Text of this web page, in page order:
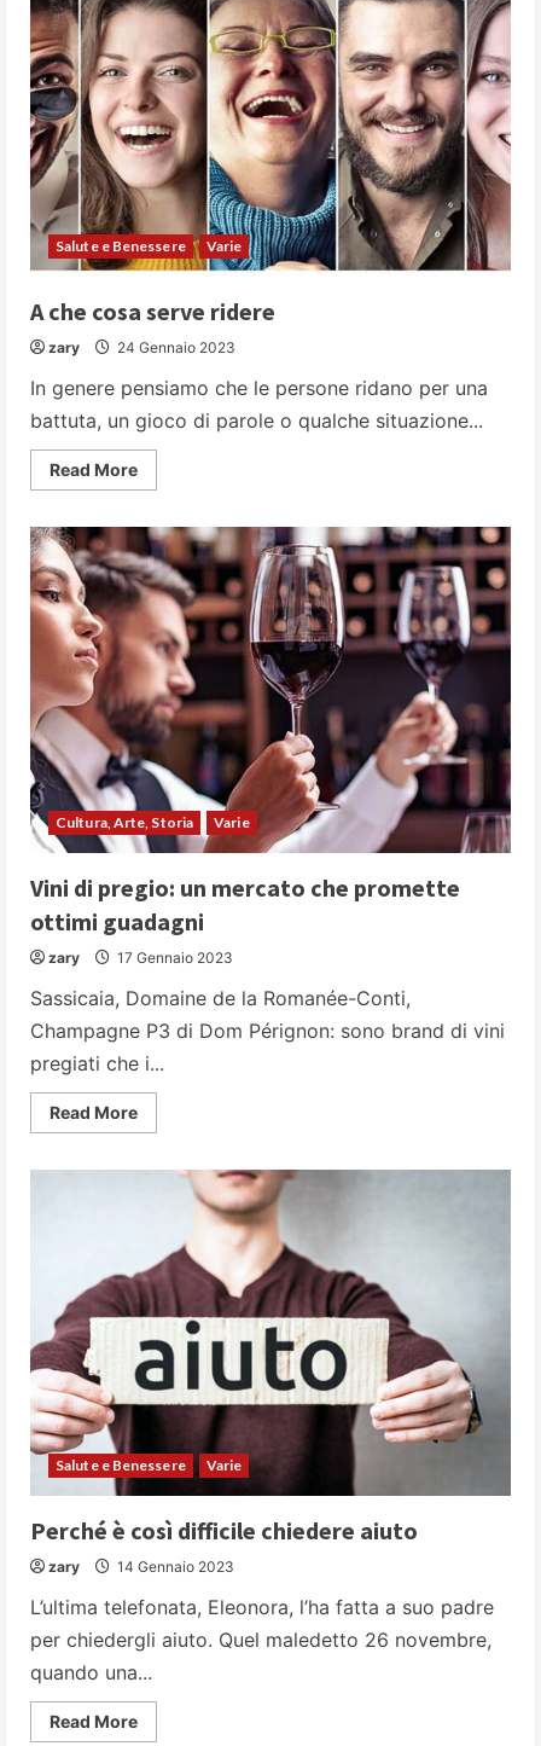
farci
capire
a
capire
l’altro
senza
rabbie
sopite,
sensi
di
colpa
e
manipolazioni
Salute e Benessere Varie
A che cosa serve ridere
zary 24 Gennaio 2023
In genere pensiamo che le persone ridano per una
battuta, un gioco di parole o qualche situazione...
Read MoreRead
more
che
cosa
serve
ridere
Cultura, Arte, Storia Varie
Vini di pregio: un mercato che promette
ottimi guadagni
zary 17 Gennaio 2023
Sassicaia, Domaine de la Romanée-Conti,
Champagne P3 di Dom Pérignon: sono brand di vini
pregiati che i...
Read MoreRead
more
pregio:
promette
ottimi
guadagni
Salute e Benessere Varie
Perché è così difficile chiedere aiuto
zary 14 Gennaio 2023
L’ultima telefonata, Eleonora, l’ha fatta a suo padre
per chiedergli aiuto. Quel maledetto 26 novembre,
quando una...
Read MoreRead
more